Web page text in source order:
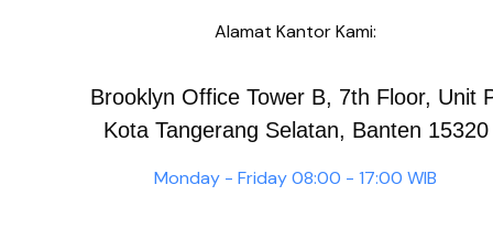
Alamat Kantor Kami:
Brooklyn Office Tower B, 7th Floor, Unit
Kota Tangerang Selatan, Banten 15320
Monday - Friday 08:00 - 17:00 WIB